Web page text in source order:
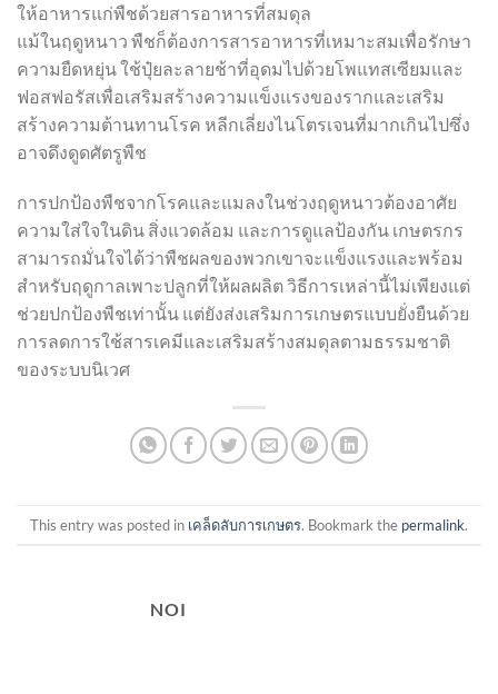
ให้อาหารแก่พืชด้วยสารอาหารที่สมดุล
แม้ในฤดูหนาว พืชก็ต้องการสารอาหารที่เหมาะสมเพื่อรักษา
ความยืดหยุ่น ใช้ปุ๋ยละลายช้าที่อุดมไปด้วยโพแทสเซียมและ
ฟอสฟอรัสเพื่อเสริมสร้างความแข็งแรงของรากและเสริม
สร้างความต้านทานโรค หลีกเลี่ยงไนโตรเจนที่มากเกินไปซึ่ง
อาจดึงดูดศัตรูพืช
การปกป้องพืชจากโรคและแมลงในช่วงฤดูหนาวต้องอาศัย
ความใส่ใจในดิน สิ่งแวดล้อม และการดูแลป้องกัน เกษตรกร
สามารถมั่นใจได้ว่าพืชผลของพวกเขาจะแข็งแรงและพร้อม
สำหรับฤดูกาลเพาะปลูกที่ให้ผลผลิต วิธีการเหล่านี้ไม่เพียงแต่
ช่วยปกป้องพืชเท่านั้น แต่ยังส่งเสริมการเกษตรแบบยั่งยืนด้วย
การลดการใช้สารเคมีและเสริมสร้างสมดุลตามธรรมชาติ
ของระบบนิเวศ
This entry was posted in เคล็ดลับการเกษตร. Bookmark the permalink.
NOI